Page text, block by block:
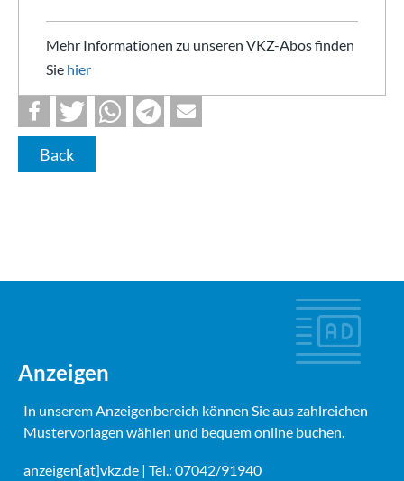
Mehr Informationen zu unseren VKZ-Abos finden
Sie hier
Back
Anzeigen
In unserem Anzeigenbereich können Sie aus zahlreichen
Mustervorlagen wählen und bequem online buchen.
anzeigen[at]vkz.de | Tel.: 07042/91940